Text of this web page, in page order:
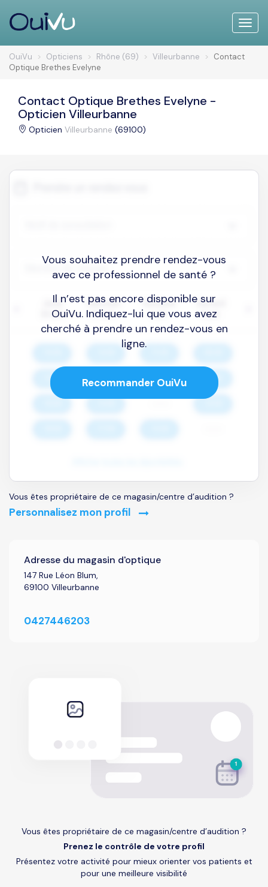
Toggle
OuiVu Opticiens Rhône (69) Villeurbanne
Contact
Optique Brethes Evelyne
Contact Optique Brethes Evelyne -
Opticien Villeurbanne
Opticien Villeurbanne (69100)
Vous souhaitez prendre rendez-vous
avec ce professionnel de santé ?
Il n’est pas encore disponible sur
OuiVu. Indiquez-lui que vous avez
cherché à prendre un rendez-vous en
ligne.
Recommander OuiVu
Vous êtes propriétaire de ce magasin/centre d’audition ?
Personnalisez mon profil
Adresse du magasin d'optique
147 Rue Léon Blum,
69100 Villeurbanne
0427446203
Vous êtes propriétaire de ce magasin/centre d’audition ?
Prenez le contrôle de votre profil
Présentez votre activité pour mieux orienter vos patients et
pour une meilleure visibilité